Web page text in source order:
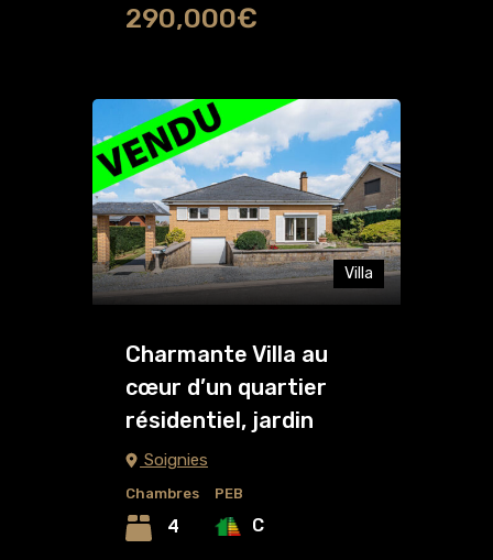
290,000€
Villa
Charmante Villa au
cœur d’un quartier
résidentiel, jardin
Soignies
Chambres
4
PEB
C